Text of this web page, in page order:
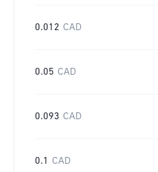
0.012 CAD
0.05 CAD
0.093 CAD
0.1 CAD